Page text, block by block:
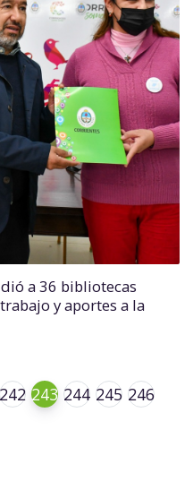
a 36 bibliotecas
y aportes a la
242 243 244 245 246